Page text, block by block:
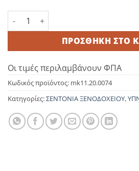
Σεντόνι 260x280 52%pol / 48%cot
ΠΡΟΣΘΉΚΗ ΣΤΟ
Οι τιμές περιλαμβάνουν ΦΠΑ
Κωδικός προϊόντος: mk11.20.0074
Κατηγορίες:ΣΕΝΤΟΝΙΑ ΞΕΝΟΔΟΧΕΙΟΥ,